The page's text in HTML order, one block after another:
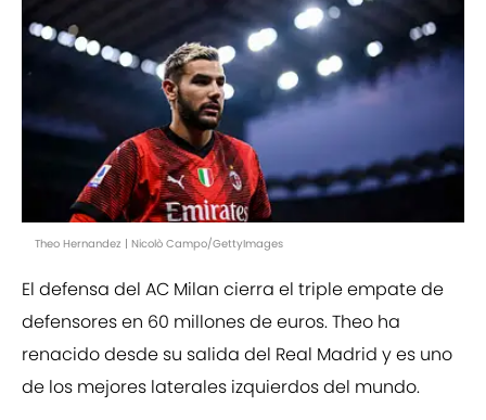
Theo Hernandez | Nicolò Campo/GettyImages
El defensa del AC Milan cierra el triple empate de
defensores en 60 millones de euros. Theo ha
renacido desde su salida del Real Madrid y es uno
de los mejores laterales izquierdos del mundo.